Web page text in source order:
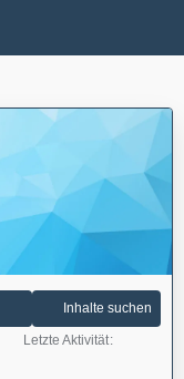
Inhalte suchen
Letzte Aktivität